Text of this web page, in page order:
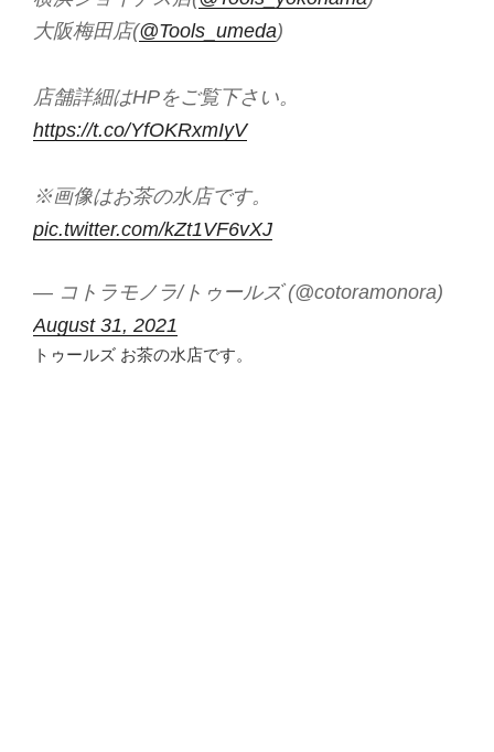
大阪梅田店(@Tools_umeda)
店舗詳細はHPをご覧下さい。
https://t.co/YfOKRxmIyV
※画像はお茶の水店です。
pic.twitter.com/kZt1VF6vXJ
— コトラモノラ/トゥールズ (@cotoramonora)
August 31, 2021
トゥールズ お茶の水店です。